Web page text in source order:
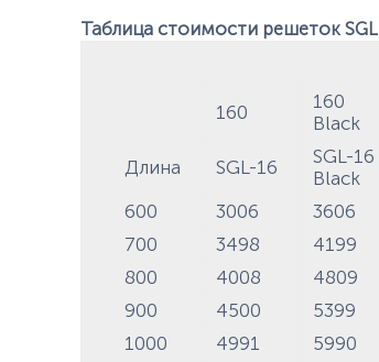
Таблица стоимости решеток SGL
160
160
Black
Длина
SGL-16
SGL-16
Black
600
3006 3606
700
3498 4199
800
4008 4809
900
4500 5399
1000
4991 5990